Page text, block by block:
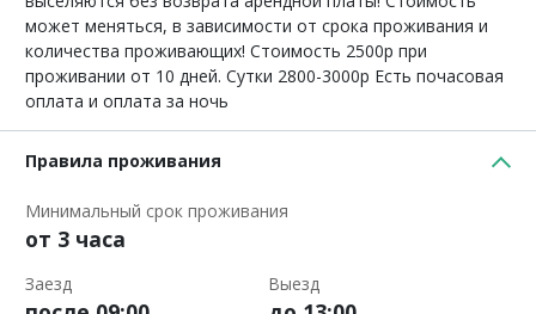
может меняться, в зависимости от срока проживания и
количества проживающих! Стоимость 2500р при
проживании от 10 дней. Сутки 2800-3000р Есть почасовая
оплата и оплата за ночь
Правила проживания
Минимальный срок проживания
от 3 часа
Заезд Выезд